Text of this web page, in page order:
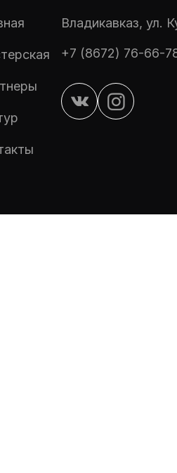
Владикавказ, ул.
+7 (8672) 76-66-